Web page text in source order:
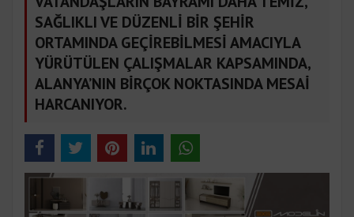
SAĞLIKLI VE DÜZENLİ BİR ŞEHİR
ORTAMINDA GEÇİREBİLMESİ AMACIYLA
YÜRÜTÜLEN ÇALIŞMALAR KAPSAMINDA,
ALANYA’NIN BİRÇOK NOKTASINDA MESAİ
HARCANIYOR.